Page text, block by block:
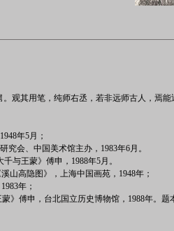
观其用笔，纯师右丞，若非远师古人，焉能
年5月；
究会、中国美术馆主办，1983年6月。
与王蒙》傅申，1988年5月。
山高隐图》，上海中国画苑，1948年；
年；
》傅申，台北国立历史博物馆，1988年。题